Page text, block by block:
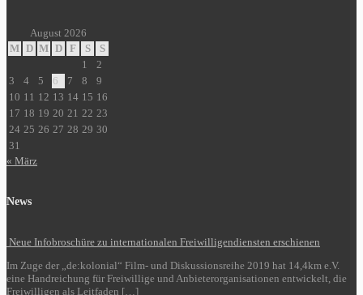
August 2026
M D M D F S
S
1
2
3
4 5 6 7 8
9
10 11 12 13 14 15 16
17 18 19 20 21 22 23
24 25 26 27 28 29 30
31
« März
News
Neue Infobroschüre zu internationalen Freiwilligendiensten erschienen
Im Zuge der „de:kolonial“ Film- und Diskussionsreihe 2019 hat 14,4km e.V.
eine Handreichung für Freiwillige und Anbieterorganisationen entwickelt, die
Freiwilligen als Leitfaden […]